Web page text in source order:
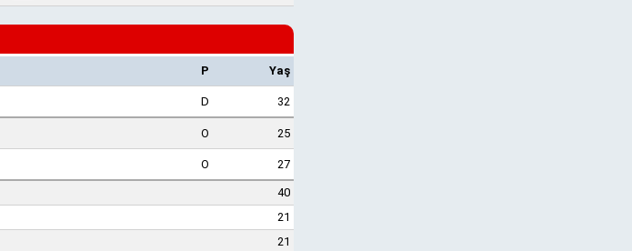
P Yaş
D 32
O 25
O 27
40
21
21